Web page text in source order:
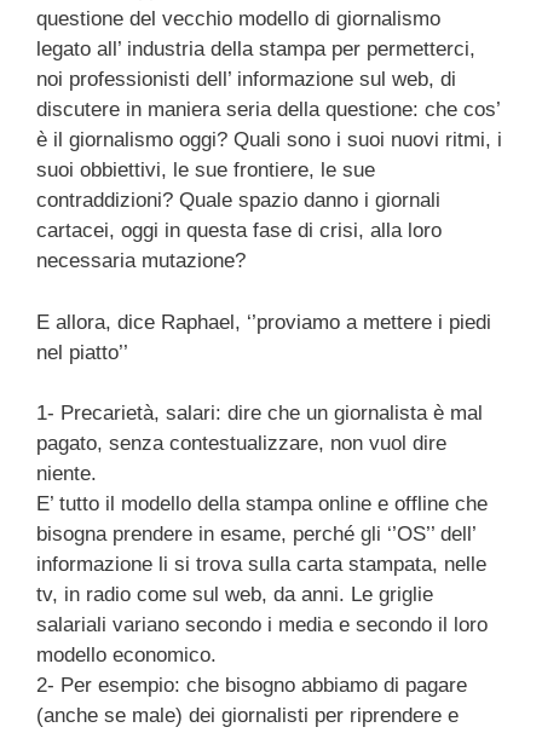
questione del vecchio modello di giornalismo
legato all’ industria della stampa per permetterci,
noi professionisti dell’ informazione sul web, di
discutere in maniera seria della questione: che cos’
è il giornalismo oggi? Quali sono i suoi nuovi ritmi, i
suoi obbiettivi, le sue frontiere, le sue
contraddizioni? Quale spazio danno i giornali
cartacei, oggi in questa fase di crisi, alla loro
necessaria mutazione?
E allora, dice Raphael, ‘’proviamo a mettere i piedi
nel piatto’’
1- Precarietà, salari: dire che un giornalista è mal
pagato, senza contestualizzare, non vuol dire
niente.
E’ tutto il modello della stampa online e offline che
bisogna prendere in esame, perché gli ‘’OS’’ dell’
informazione li si trova sulla carta stampata, nelle
tv, in radio come sul web, da anni. Le griglie
salariali variano secondo i media e secondo il loro
modello economico.
2- Per esempio: che bisogno abbiamo di pagare
(anche se male) dei giornalisti per riprendere e